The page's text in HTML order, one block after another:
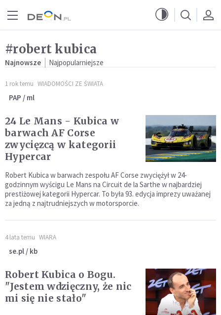
#robert kubica
Najnowsze Najpopularniejsze
1 rok temu WIADOMOŚCI ZE ŚWIATA
PAP / ml
24 Le Mans - Kubica w
barwach AF Corse
zwycięzcą w kategorii
Hypercar
Robert Kubica w barwach zespołu AF Corse zwyciężył w 24-
godzinnym wyścigu Le Mans na Circuit de la Sarthe w najbardziej
prestiżowej kategorii Hypercar. To była 93. edycja imprezy uważanej
za jedną z najtrudniejszych w motorsporcie.
4 lata temu WIARA
se.pl / kb
Robert Kubica o Bogu.
"Jestem wdzięczny, że nic
mi się nie stało"